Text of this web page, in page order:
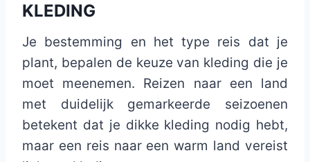
KLEDING
Je bestemming en het type reis dat je
plant, bepalen de keuze van kleding die je
moet meenemen. Reizen naar een land
met duidelijk gemarkeerde seizoenen
betekent dat je dikke kleding nodig hebt,
maar een reis naar een warm land vereist